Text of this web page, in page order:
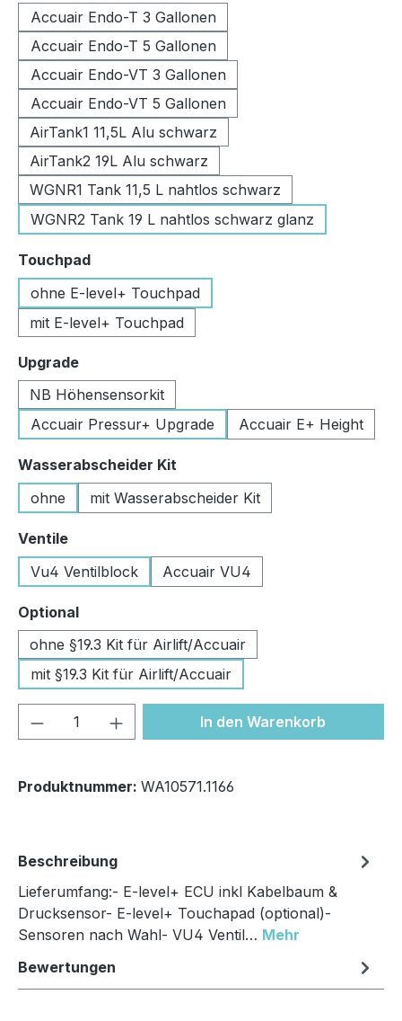
Accuair Endo-T 3 Gallonen
Accuair Endo-T 5 Gallonen
Accuair Endo-VT 3 Gallonen
Accuair Endo-VT 5 Gallonen
AirTank1 11,5L Alu schwarz
AirTank2 19L Alu schwarz
WGNR1 Tank 11,5 L nahtlos schwarz
WGNR2 Tank 19 L nahtlos schwarz glanz
Touchpadauswählen
ohne E-level+ Touchpad
mit E-level+ Touchpad
Upgradeauswählen
NB Höhensensorkit
Accuair Pressur+ Upgrade
Accuair E+ Height
Wasserabscheider Kit
ohne
mit Wasserabscheider Kit
Ventileauswählen
Vu4 Ventilblock
Accuair VU4
Optionalauswählen
ohne §19.3 Kit für Airlift/Accuair
mit §19.3 Kit für Airlift/Accuair
Produkt Anzahl: Gib denIn den Warenkorb
Produktnummer: WA10571.1166
Beschreibung
Lieferumfang:- E-level+ ECU inkl Kabelbaum &
Drucksensor- E-level+ Touchapad (optional)-
Sensoren nach Wahl- VU4 Ventil… Mehr
Bewertungen